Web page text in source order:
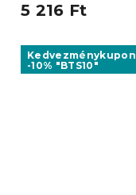
5 216 Ft
Kedvezménykupon
-10% "BTS10"